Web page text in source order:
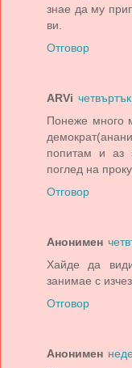
знае да му
ви.
Отговор
ARVi
Понеже много
попитам и аз
поглед на
Отговор
Анонимен
Хайде да
занимае с
Отговор
Анонимен